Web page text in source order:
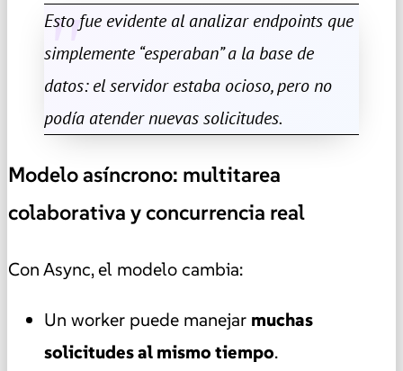
Esto fue evidente al analizar endpoints que
simplemente “esperaban” a la base de
datos: el servidor estaba ocioso, pero no
podía atender nuevas solicitudes.
Modelo asíncrono: multitarea
colaborativa y concurrencia real
Con Async, el modelo cambia:
Un worker puede manejar muchas
solicitudes al mismo tiempo.